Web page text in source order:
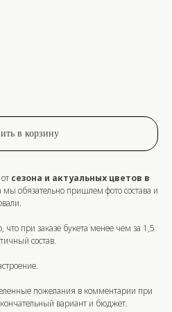
в корзину
сезона и актуальных цветов в
мы обязательно пришлем фото состава и
при заказе букета менее чем за 1,5
состав.
пожелания в комментарии при
вариант и бюджет.